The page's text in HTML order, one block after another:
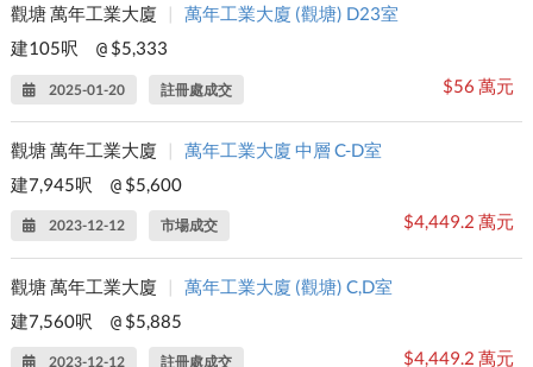
觀塘 萬年工業大廈 |
萬年工業大廈 (觀塘) D23室
建105呎
@ $5,333
2025-01-20 註冊處成交 $56 萬元
觀塘 萬年工業大廈 |
萬年工業大廈 中層 C-D室
建7,945呎
@ $5,600
2023-12-12 市場成交 $4,449.2 萬元
觀塘 萬年工業大廈 |
萬年工業大廈 (觀塘) C,D室
建7,560呎
@ $5,885
2023-12-12 註冊處成交 $4,449.2 萬元